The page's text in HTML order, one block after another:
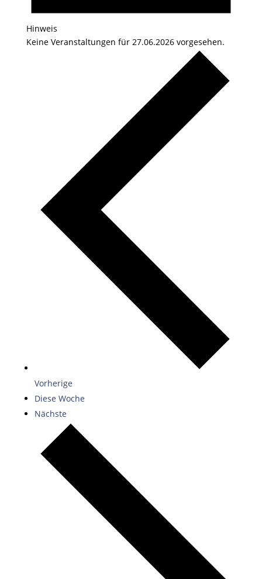
Hinweis
Keine Veranstaltungen für 27.06.2026 vorgesehen.
Vorherige
Diese Woche
Nächste